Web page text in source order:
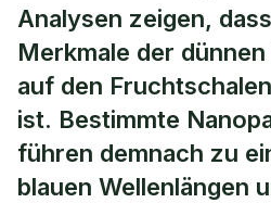
Analysen zeigen,
Merkmale der
auf den
ist. Bestimmte
führen demnach zu
blauen Wellenlängen